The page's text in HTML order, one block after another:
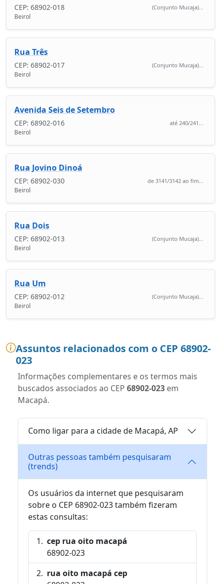
CEP: 68902-018 (Conjunto Mucaja)...
Beirol
Rua Três
CEP: 68902-017 (Conjunto Mucaja)...
Beirol
Avenida Seis de Setembro
CEP: 68902-016 até 240/241...
Beirol
Rua Jovino Dinoá
CEP: 68902-030 de 3141/3142 ao fim...
Beirol
Rua Dois
CEP: 68902-013 (Conjunto Mucaja)...
Beirol
Rua Um
CEP: 68902-012 (Conjunto Mucaja)...
Beirol
Assuntos relacionados com o CEP 68902-
023
Informações complementares e os termos mais
buscados associados ao CEP 68902-023 em
Macapá.
Como ligar para a cidade de Macapá, AP
Outras pessoas também pesquisaram
(trends)
Os usuários da internet que pesquisaram
sobre o CEP 68902-023 também fizeram
estas consultas:
cep rua oito macapá
68902-023
rua oito macapá cep